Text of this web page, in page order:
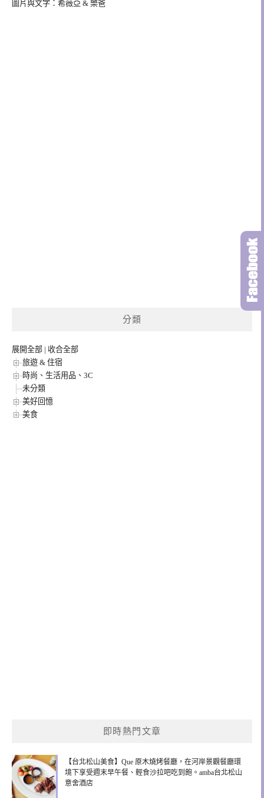
圖片與文字：希薇亞 & 樂爸
分類
展開全部 | 收合全部
旅遊 & 住宿
時尚、生活用品、3C
未分類
美好回憶
美食
即時熱門文章
【台北松山美食】Que 原木燒烤餐廳，在河岸景觀餐廳環
境下享受週末早午餐、輕食沙拉吧吃到飽。amba台北松山
意舍酒店